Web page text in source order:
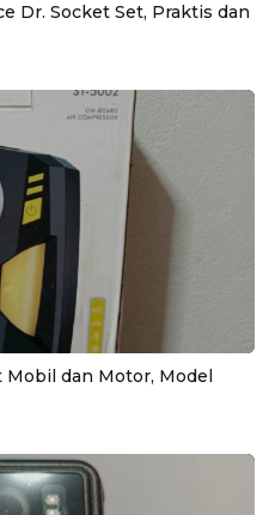
Dr. Socket Set, Praktis dan
Mobil dan Motor, Model